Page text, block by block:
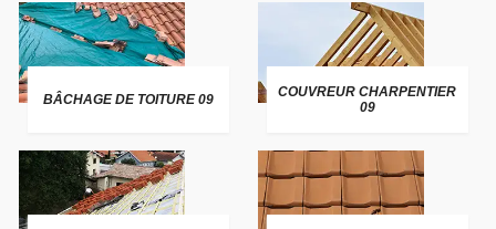
BÂCHAGE DE TOITURE 09
COUVREUR CHARPENTIER
09